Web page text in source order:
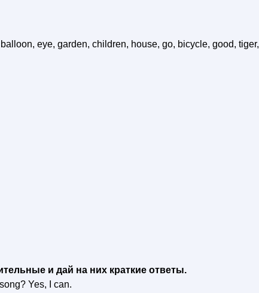
eye, garden, children, house, go, bicycle, good, tiger,
и дай на них краткие ответы.
Yes, I can.